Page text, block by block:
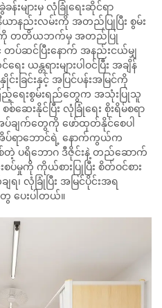
းများမှ လုံခြုံရေးဆိုင်ရာ
ာနည်းလမ်းကို အတည်ပြုပြီး စွမ်း
းကို တတိယဘက်မှ အတည်ပြု
တပ်ဆင်ပြီးနောက် အနည်းငယ်မျှ
ယန္တရားများပါဝင်ပြီး အချိန်
းခြင်းနှင့် အပြင်ပန်းအမြင်ကို
ည့်ရေးစွမ်းရည်တွေက အသုံးပြုသူ
နိုင်ပြီး လုံခြုံရေး စိုးရိမ်စရာ
ချက်တွေကို ဖော်ထုတ်နိုင်စေပါ
ပ်ရာဘောင်ရဲ့ နောက်ကွယ်က
တဲ့ ပရိဘောဂ ဒီဇိုင်းနဲ့ တည်ဆောက်
စပ်မှုကို ကိုယ်စားပြုပြီး စိတ်ဝင်စား
လုံခြုံပြီး အမြင်ပိုင်းအရ
ေ ပေးပါတယ်။